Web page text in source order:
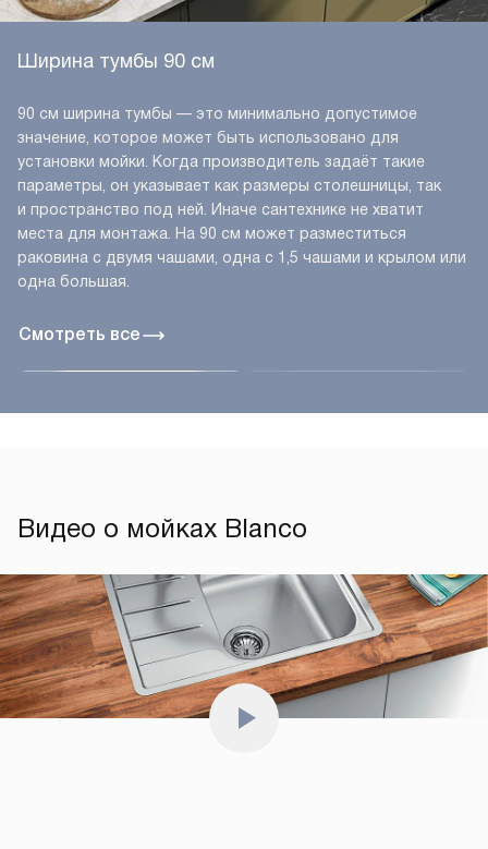
Смотреть все
Ширина тумбы 90 см
90 см ширина тумбы — это минимально допустимое
значение, которое может быть использовано для
установки мойки. Когда производитель задаёт такие
параметры, он указывает как размеры столешницы, так
и пространство под ней. Иначе сантехнике не хватит
места для монтажа. На 90 см может разместиться
раковина с двумя чашами, одна с 1,5 чашами и крылом или
одна большая.
Видео о мойках Blanco